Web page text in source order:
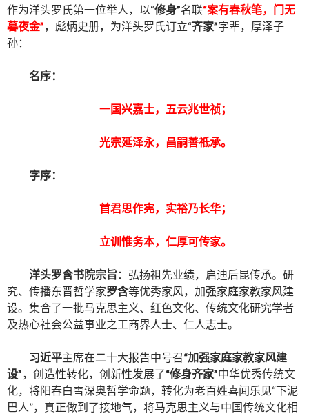
作为洋头罗氏第一位举人，以“修身”名联“案有春秋笔，门无
暮夜金”，彪炳史册，为洋头罗氏订立“齐家”字辈，厚泽子
孙：
名序：
一国兴嘉士，五云兆世祯；
光宗延泽永，昌嗣善祗承。
字序：
首君思作宪，实裕乃长华；
立训惟务本，仁厚可传家。
洋头罗含书院宗旨 ：弘扬祖先业绩，启迪后昆传承。研
究、传播东晋哲学家罗含等优秀家风，加强家庭家教家风建
设。集合了一批马克思主义、红色文化、传统文化研究学者
及热心社会公益事业之工商界人士、仁人志士。
习近平主席在二十大报告中号召“加强家庭家教家风建
设”，创造性转化，创新性发展了“修身齐家”中华优秀传统文
化，将阳春白雪深奥哲学命题，转化为老百姓喜闻乐见“下泥
巴人”，真正做到了接地气，将马克思主义与中国传统文化相